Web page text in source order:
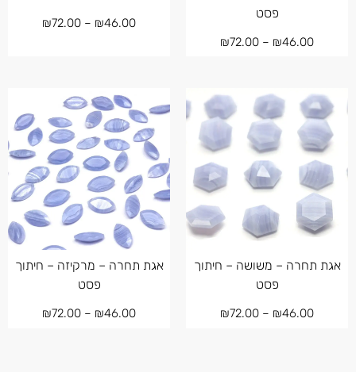
פסט
₪46.00
–
₪72.00
₪46.00
–
₪72.00
אגת תחרה – משושה – חיתוך
פסט
₪46.00
–
₪72.00
אגת תחרה – מרקיזה – חיתוך
פסט
₪46.00
–
₪72.00